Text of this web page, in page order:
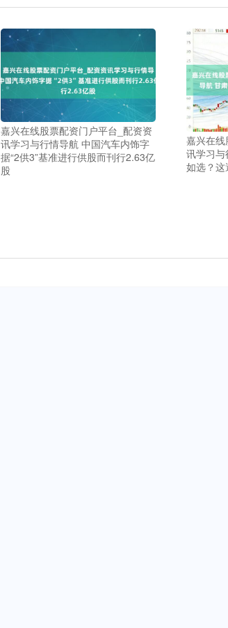
嘉兴在线股票配资门户平台_配资资
讯学习与行情导航 中国汽车内饰字
据“2供3”基准进行供股而刊行2.63亿
股
嘉兴在
讯学习
如选？